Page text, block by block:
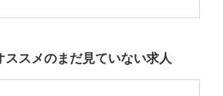
ススメのまだ見ていない求人